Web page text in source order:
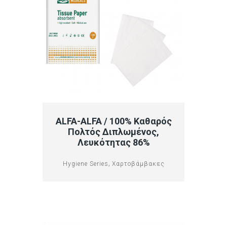
ALFA-ALFA / 100% Καθαρός
Πολτός Διπλωμένος,
Λευκότητας 86%
Hygiene Series , Χαρτοβάμβακες